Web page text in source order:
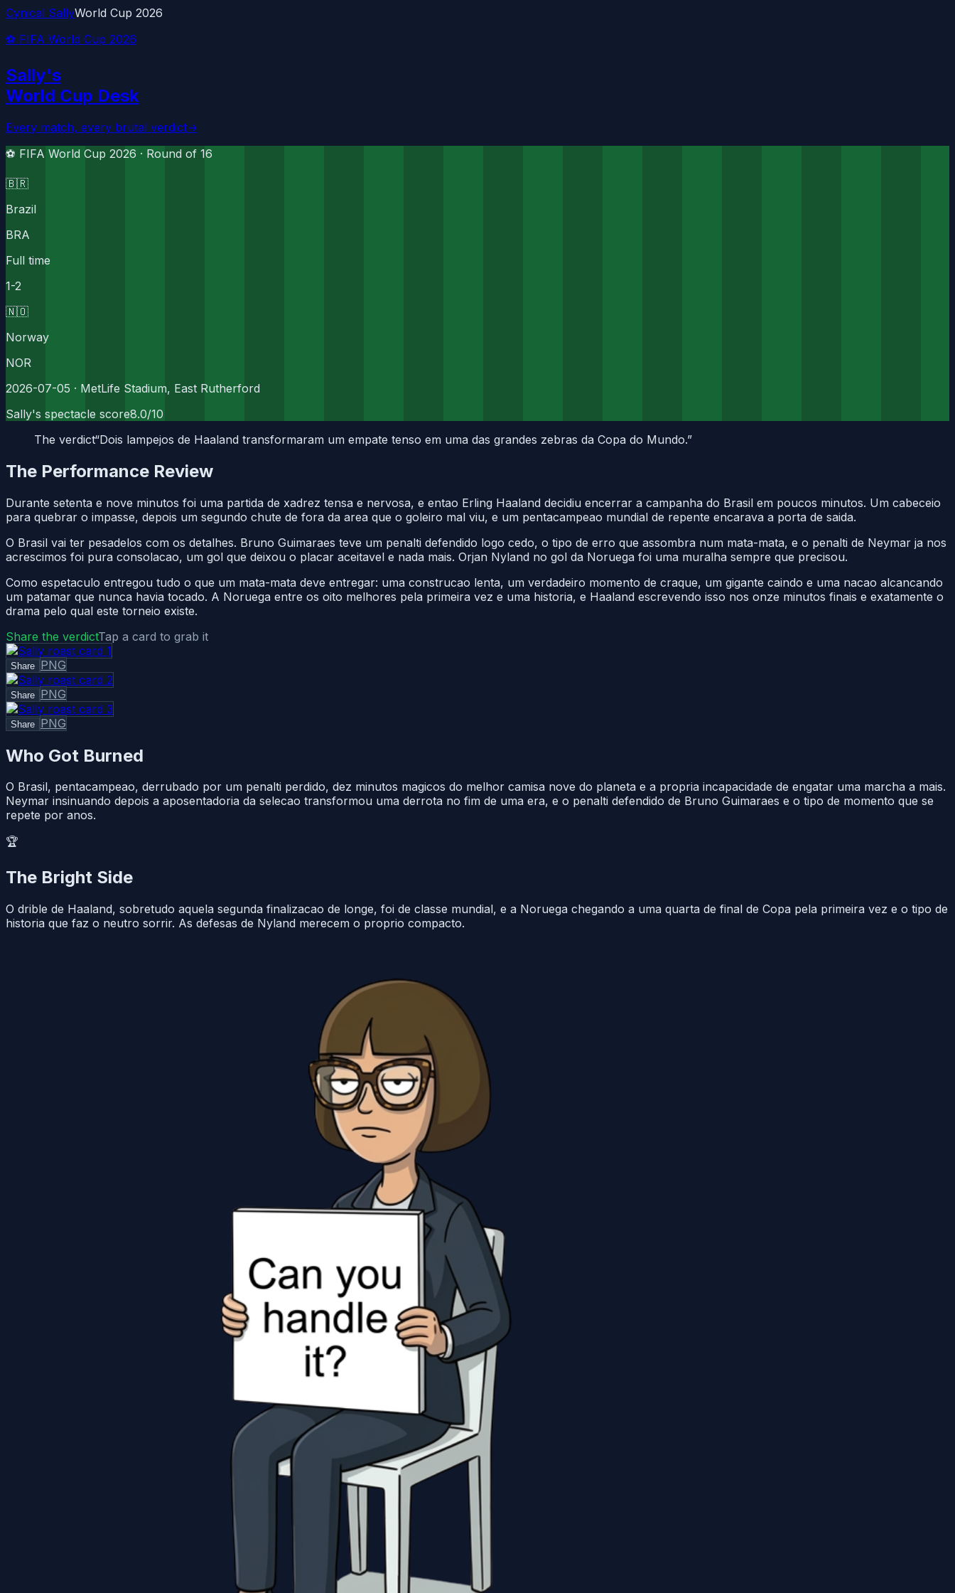
Cynical SallyWorld Cup 2026
⚽ FIFA World Cup 2026
Sally's
World Cup Desk
Every match, every brutal verdict→
⚽ FIFA World Cup 2026 · Round of 16
🇧🇷
Brazil
BRA
Full time
1-2
🇳🇴
Norway
NOR
2026-07-05 · MetLife Stadium, East Rutherford
Sally's spectacle score8.0/10
The verdict“Dois lampejos de Haaland transformaram um empate tenso em uma das grandes zebras da Copa do Mundo.”
The Performance Review
Durante setenta e nove minutos foi uma partida de xadrez tensa e nervosa, e entao Erling Haaland decidiu encerrar a campanha do Brasil em poucos minutos. Um cabeceio
para quebrar o impasse, depois um segundo chute de fora da area que o goleiro mal viu, e um pentacampeao mundial de repente encarava a porta de saida.
O Brasil vai ter pesadelos com os detalhes. Bruno Guimaraes teve um penalti defendido logo cedo, o tipo de erro que assombra num mata-mata, e o penalti de Neymar ja nos
acrescimos foi pura consolacao, um gol que deixou o placar aceitavel e nada mais. Orjan Nyland no gol da Noruega foi uma muralha sempre que precisou.
Como espetaculo entregou tudo o que um mata-mata deve entregar: uma construcao lenta, um verdadeiro momento de craque, um gigante caindo e uma nacao alcancando
um patamar que nunca havia tocado. A Noruega entre os oito melhores pela primeira vez e uma historia, e Haaland escrevendo isso nos onze minutos finais e exatamente o
drama pelo qual este torneio existe.
Share the verdictTap a card to grab it
Share PNG
Share PNG
Share PNG
Who Got Burned
O Brasil, pentacampeao, derrubado por um penalti perdido, dez minutos magicos do melhor camisa nove do planeta e a propria incapacidade de engatar uma marcha a mais.
Neymar insinuando depois a aposentadoria da selecao transformou uma derrota no fim de uma era, e o penalti defendido de Bruno Guimaraes e o tipo de momento que se
repete por anos.
🏆
The Bright Side
O drible de Haaland, sobretudo aquela segunda finalizacao de longe, foi de classe mundial, e a Noruega chegando a uma quarta de final de Copa pela primeira vez e o tipo de
historia que faz o neutro sorrir. As defesas de Nyland merecem o proprio compacto.